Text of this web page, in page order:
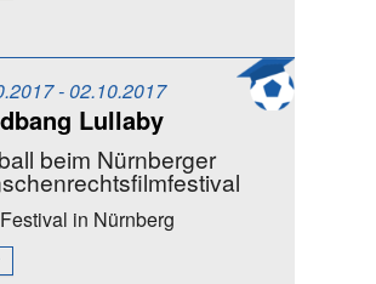
- 02.10.2017
Lullaby
beim Nürnberger
in Nürnberg